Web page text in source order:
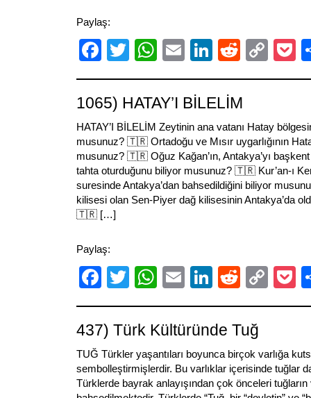
Paylaş:
Facebook
TwitterWhatsApp
EmailLinkedIn
Reddit
Link
1065) HATAY’I BİLELİM
HATAY’I BİLELİM Zeytinin ana vatanı Hatay
musunuz? 🇹🇷️ Ortadoğu ve Mısır uygarlığının
musunuz? 🇹🇷️ Oğuz Kağan’ın, Antakya’yı
tahta oturduğunu biliyor musunuz? 🇹🇷️ Kur’an-ı
suresinde Antakya’dan bahsedildiğini biliyor
kilisesi olan Sen-Piyer dağ kilisesinin Antakya’da
🇹🇷 […]
Paylaş:
Facebook
TwitterWhatsApp
EmailLinkedIn
Reddit
Link
437) Türk Kültüründe Tuğ
TUĞ Türkler yaşantıları boyunca birçok varlığa
sembolleştirmişlerdir. Bu varlıklar içerisinde tuğlar
Türklerde bayrak anlayışından çok önceleri tuğların